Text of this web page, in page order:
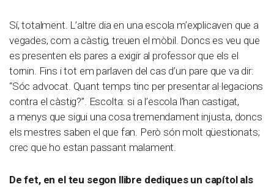
Sí, totalment. L’altre dia en una escola m’explicaven que a
vegades, com a càstig, treuen el mòbil. Doncs es veu que
es presenten els pares a exigir al professor que els el
tornin. Fins i tot em parlaven del cas d’un pare que va dir:
“Sóc advocat. Quant temps tinc per presentar al·legacions
contra el càstig?”. Escolta: si a l’escola l’han castigat,
a menys que sigui una cosa tremendament injusta, doncs
els mestres saben el que fan. Però són molt qüestionats;
crec que ho estan passant malament.
De fet, en el teu segon llibre dediques un capítol als